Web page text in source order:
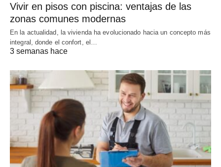
Vivir en pisos con piscina: ventajas de las
zonas comunes modernas
En la actualidad, la vivienda ha evolucionado hacia un concepto más
integral, donde el confort, el…
3 semanas hace